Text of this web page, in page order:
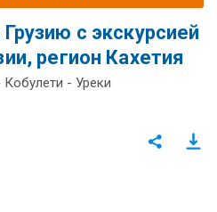
с экскурсией
регион Кахетия
- Уреки